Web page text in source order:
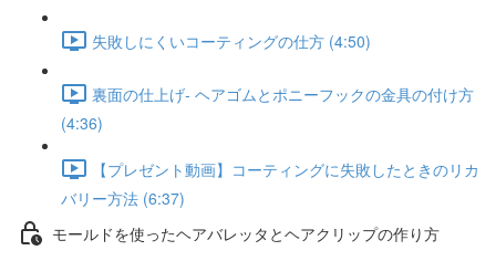
失敗しにくいコーティングの仕方 (4:50)
裏面の仕上げ- ヘアゴムとポニーフックの金具の付け方
(4:36)
【プレゼント動画】コーティングに失敗したときのリカ
バリー方法 (6:37)
モールドを使ったヘアバレッタとヘアクリップの作り方